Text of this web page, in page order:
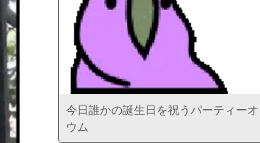
今日誰かの誕生日を祝うパーティーオ
ウム